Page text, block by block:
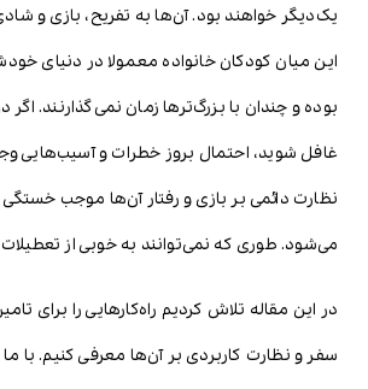
یک‌دیگر خواهند بود. آن‌ها به تفریح، بازی و
این میان کودکان خانواده معمولا در دنیای
بوده و چندان با بزرگ‌ترها زمان نمی‌گذارنند. اگر
غافل شوید، احتمال بروز خطرات و آسیب‌هایی
نظارت دائمی بر بازی و رفتار آن‌ها موجب
می‌شود. طوری که نمی‌توانند به خوبی از
در این مقاله تلاش کردیم راه‌کارهایی را برای
سفر و نظارت کاربردی بر آن‌ها معرفی کنیم. با ما